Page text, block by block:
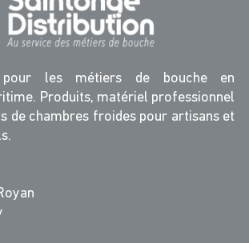
pour les métiers de bouche en
Produits, matériel professionnel
de chambres froides pour artisans et